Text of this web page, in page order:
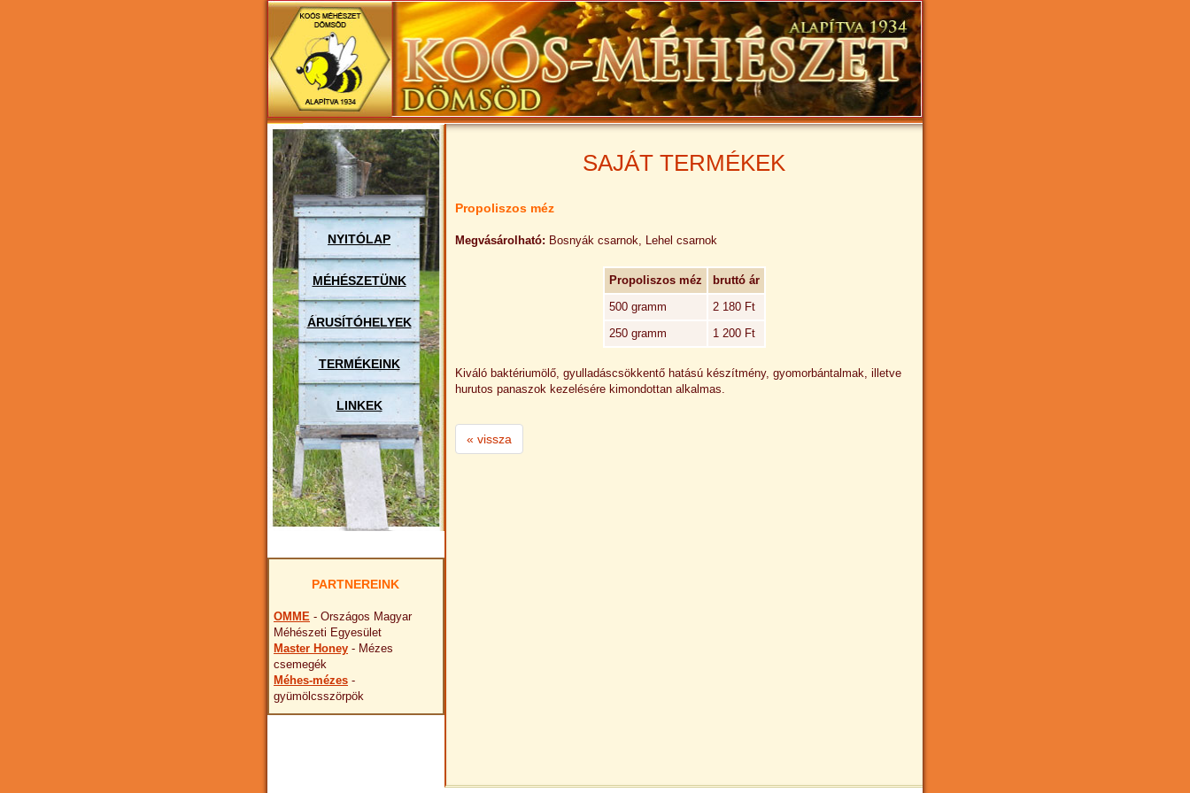
SAJÁT TERMÉKEK
Propoliszos méz
Megvásárolható: Bosnyák csarnok, Lehel csarnok
Propoliszos méz
bruttó ár
500 gramm
2 180 Ft
250 gramm
1 200 Ft
Kiváló baktériumölő, gyulladáscsökkentő hatású készítmény, gyomorbántalmak, illetve
hurutos panaszok kezelésére kimondottan alkalmas.
« vissza
NYITÓLAP
MÉHÉSZETÜNK
ÁRUSÍTÓHELYEK
TERMÉKEINK
LINKEK
PARTNEREINK
OMME - Országos Magyar
Méhészeti Egyesület
Master Honey - Mézes
csemegék
Méhes-mézes -
gyümölcsszörpök